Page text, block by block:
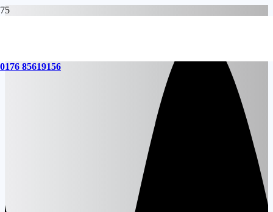
0176 85619156